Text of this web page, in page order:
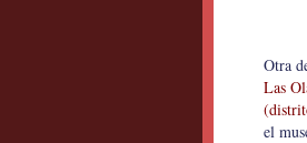
Otra
Las
el